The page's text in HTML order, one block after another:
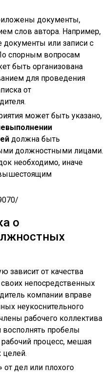
документы,
слов автора. Например,
документы или записи с
спорным вопросам
быть организована
для проведения
от
может быть указано,
должна быть
должностными лицами.
необходимо, иначе
о
зависит от качества
непосредственных
компании вправе
неукоснительного
рабочего коллектива
восполнять пробелы
процесс, мешая
от дел или плохого